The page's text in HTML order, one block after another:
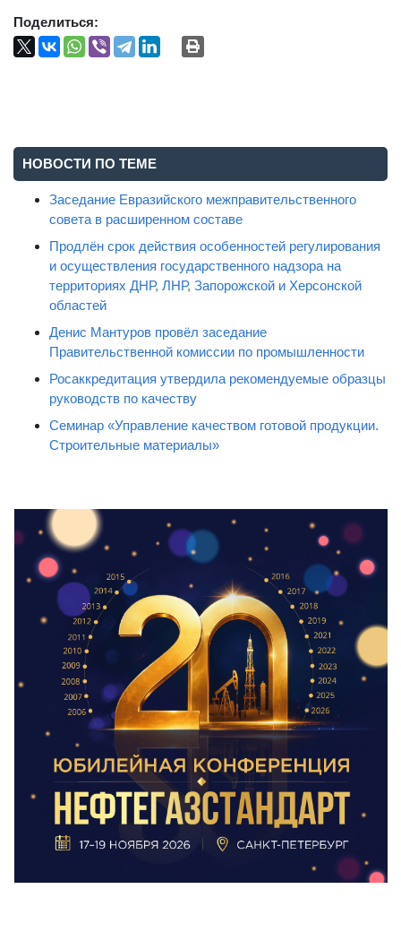
Поделиться:
НОВОСТИ ПО ТЕМЕ
Заседание Евразийского межправительственного
совета в расширенном составе
Продлён срок действия особенностей регулирования
и осуществления государственного надзора на
территориях ДНР, ЛНР, Запорожской и Херсонской
областей
Денис Мантуров провёл заседание
Правительственной комиссии по промышленности
Росаккредитация утвердила рекомендуемые образцы
руководств по качеству
Семинар «Управление качеством готовой продукции.
Строительные материалы»